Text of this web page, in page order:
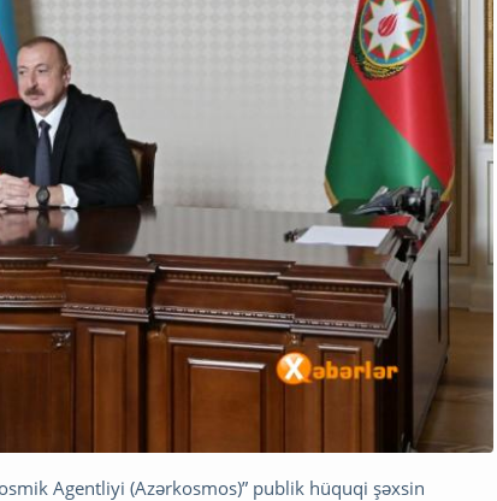
Agentliyi (Azərkosmos)” publik hüquqi şəxsin